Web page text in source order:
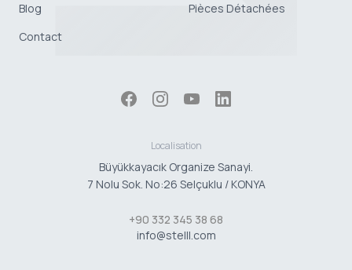
Blog
Contact
Pièces Détachées
Localisation
Büyükkayacık Organize Sanayi.
7 Nolu Sok. No:26 Selçuklu / KONYA
+90 332 345 38 68
info@stelll.com